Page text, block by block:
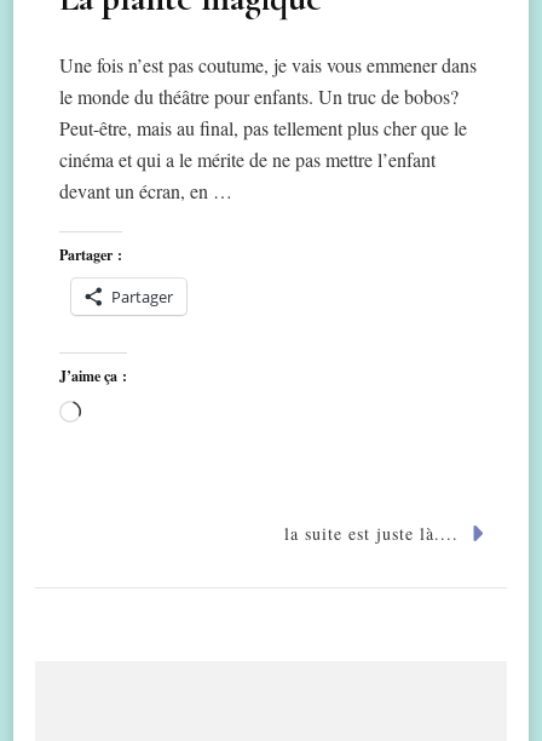
Une fois n’est pas coutume, je vais vous emmener dans
le monde du théâtre pour enfants. Un truc de bobos?
Peut-être, mais au final, pas tellement plus cher que le
cinéma et qui a le mérite de ne pas mettre l’enfant
devant un écran, en …
Partager :
Partager
J’aime ça :
Chargement…
la suite est juste là....